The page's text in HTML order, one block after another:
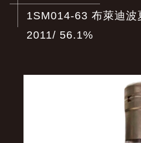
1SM014-63 布萊迪波
2011/ 56.1%